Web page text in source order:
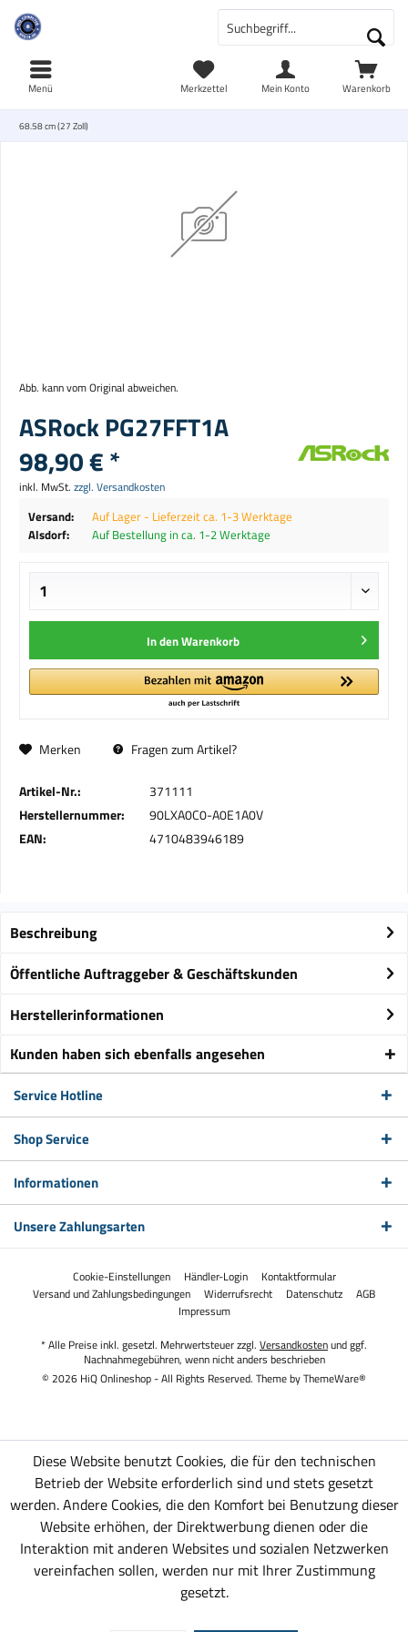
Warenkorb
Merkzettel Mein Konto
Menü
68.58 cm (27 Zoll)
Abb. kann vom Original abweichen.
ASRock PG27FFT1A
98,90 € *
inkl. MwSt. zzgl. Versandkosten
Versand:
Auf Lager - Lieferzeit ca. 1-3 Werktage
Alsdorf:
Auf Bestellung in ca. 1-2 Werktage
In denWarenkorb
Merken Fragen zum Artikel?
Artikel-Nr.:
371111
Herstellernummer:
90LXA0C0-A0E1A0V
EAN:
4710483946189
Beschreibung
Öffentliche Auftraggeber & Geschäftskunden
Herstellerinformationen
Kunden haben sich ebenfalls angesehen
Service Hotline
Shop Service
Informationen
Unsere Zahlungsarten
Cookie-Einstellungen Händler-Login
Kontaktformular
Versand und Zahlungsbedingungen
Widerrufsrecht Datenschutz
AGB
Impressum
* Alle Preise inkl. gesetzl. Mehrwertsteuer zzgl. Versandkostenund ggf.
Nachnahmegebühren, wenn nicht anders beschrieben
© 2026 HiQ Onlineshop - All Rights Reserved. Theme byThemeWare®
Diese Website benutzt Cookies, die für den technischen
Betrieb der Website erforderlich sind und stets gesetzt
werden. Andere Cookies, die den Komfort bei Benutzung dieser
Website erhöhen, der Direktwerbung dienen oder die
Interaktion mit anderen Websites und sozialen Netzwerken
vereinfachen sollen, werden nur mit Ihrer Zustimmung
gesetzt.